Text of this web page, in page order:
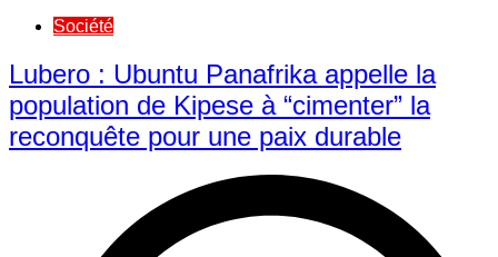
Société
Lubero : Ubuntu Panafrika appelle la
population de Kipese à “cimenter” la
reconquête pour une paix durable